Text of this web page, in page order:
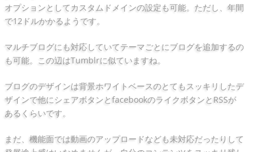
オプションとしてカスタムドメインの設定も可能。ただし、年間
で12ドルかかるようです。
マルチブログにも対応していてテーマごとにブログを追加するの
も可能。この辺はTumblrに似ていますね。
ブログのデザインは背景ホワイトベースのとてもスッキリしたデ
ザインで他にシェアボタンとfacebookのライクボタンとRSSが
あるくらいです。
まだ、機能面では動画のアップロードなども未対応だったりして